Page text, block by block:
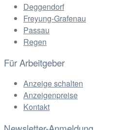
Deggendorf
Freyung-Grafenau
Passau
Regen
Für Arbeitgeber
Anzeige schalten
Anzeigenpreise
Kontakt